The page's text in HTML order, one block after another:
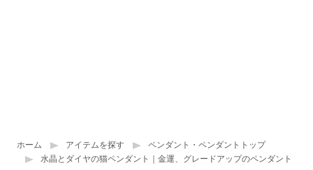
ホーム アイテムを探す
ペンダント・ペンダントトップ
水晶とダイヤの猫ペンダント｜金運、グレードアップのペンダント